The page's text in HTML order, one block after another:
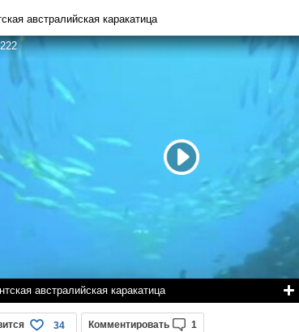
австралийская каракатица
222
австралийская каракатица
34 Комментировать 1